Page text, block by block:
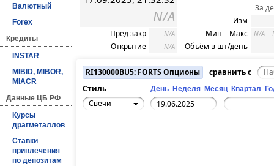
Валютный
Forex
Кредиты
INSTAR
MIBID, MIBOR,
MIACR
Данные ЦБ РФ
Курсы
драгметаллов
Ставки
привлечения
по депозитам
N/A
Пред закр N/A
Открытие N/A
За
Изм
Мин – Макс
N/A –
Объём в шт/день
RI130000BU5: FORTS Опционы
сравнить с
Стиль
День Неделя Месяц Квартал
Свечи –